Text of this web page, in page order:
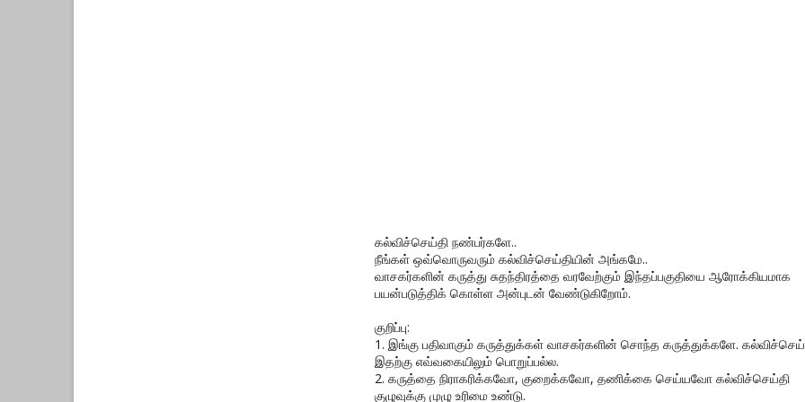
கல்விச்செய்தி நண்பர்களே..
நீங்கள் ஒவ்வொருவரும் கல்விச்செய்தியின் அங்கமே..
வாசகர்களின் கருத்து சுதந்திரத்தை வரவேற்கும் இந்தப்பகுதியை ஆரோக்கியமாக
பயன்படுத்திக் கொள்ள அன்புடன் வேண்டுகிறோம்.
குறிப்பு:
1. இங்கு பதிவாகும் கருத்துக்கள் வாசகர்களின் சொந்த கருத்துக்களே.
இதற்கு எவ்வகையிலும் பொறுப்பல்ல.
2. கருத்தை நிராகரிக்கவோ, குறைக்கவோ, தணிக்கை செய்யவோ கல்விச்செய்தி
குழுவுக்கு முழு உரிமை உண்டு.